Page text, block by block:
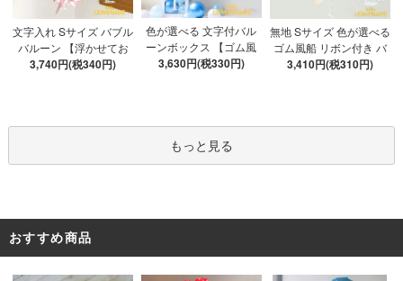
文字入れ Sサイズ バブル
バルーン 【浮かせてお
届け】 バルーン
3,740円(税340円)
色が選べる 文字付バル
ーンボックス 【ゴム風
船&文字パーツ付き】 DI
ツ52枚 推し活
3,630円(税330円)
無地 Sサイズ 色が選べる
ゴム風船 リボン付き バ
ブルバルーン 【浮かせ
3,410円(税310円)
もっと見る
おすすめ商品